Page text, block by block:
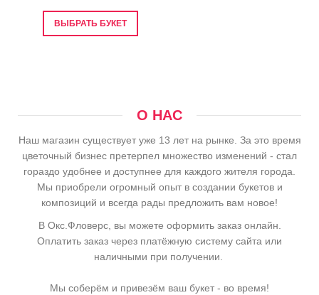
ВЫБРАТЬ БУКЕТ
О НАС
Наш магазин существует уже 13 лет на рынке. За это время
цветочный бизнес претерпел множество изменений - стал
гораздо удобнее и доступнее для каждого жителя города.
Мы приобрели огромный опыт в создании букетов и
композиций и всегда рады предложить вам новое!
В Окс.Фловерс, вы можете оформить заказ онлайн.
Оплатить заказ через платёжную систему сайта или
наличными при получении.
Мы соберём и привезём ваш букет - во время!